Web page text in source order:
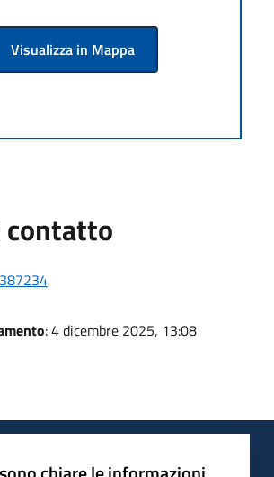
Visualizza in Mappa
: 4 dicembre 2025, 13:08